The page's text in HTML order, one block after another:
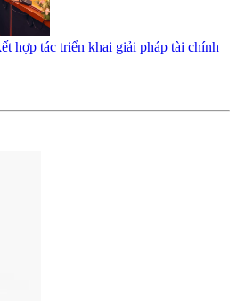
hợp tác triển khai giải pháp tài chính